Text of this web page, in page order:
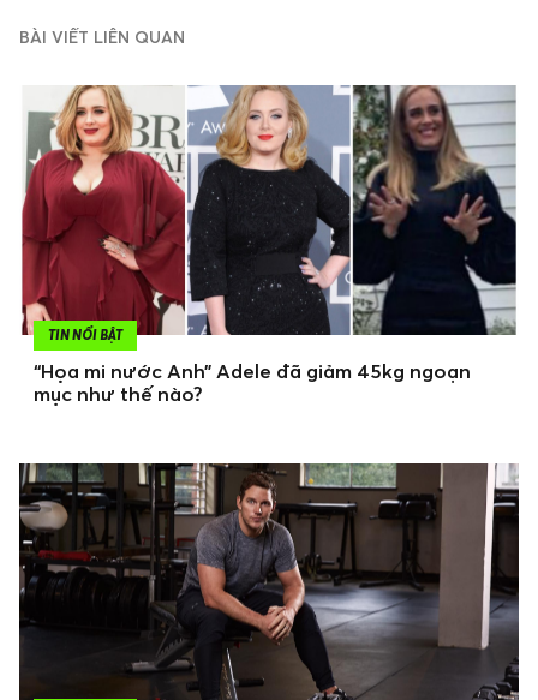
BÀI VIẾT LIÊN QUAN
TIN NỔI BẬT
“Họa mi nước Anh” Adele đã giảm 45kg ngoạn
mục như thế nào?